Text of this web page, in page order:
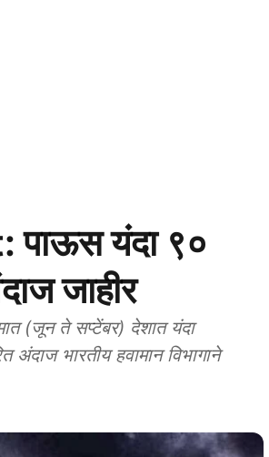
यंदा ९०
जाहीर
(जून ते सप्टेंबर) देशात यंदा
भारतीय हवामान विभागाने